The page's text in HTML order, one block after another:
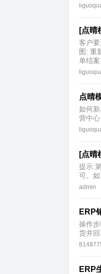
[点晴
客户
图: 重
单结
点晴
如何
营中
[点晴
提示:
可。
admin
ERP
操作
货并
ERP